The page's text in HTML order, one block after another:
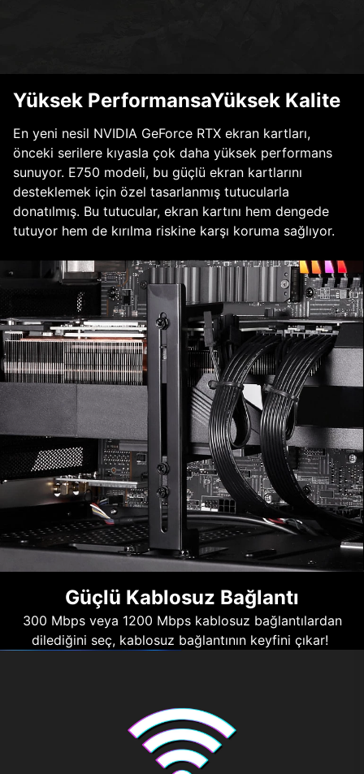
Yüksek PerformansaYüksek Kalite
En yeni nesil NVIDIA GeForce RTX ekran kartları,
önceki serilere kıyasla çok daha yüksek performans
sunuyor. E750 modeli, bu güçlü ekran kartlarını
desteklemek için özel tasarlanmış tutucularla
donatılmış. Bu tutucular, ekran kartını hem dengede
tutuyor hem de kırılma riskine karşı koruma sağlıyor.
Güçlü Kablosuz Bağlantı
300 Mbps veya 1200 Mbps kablosuz bağlantılardan
dilediğini seç, kablosuz bağlantının keyfini çıkar!